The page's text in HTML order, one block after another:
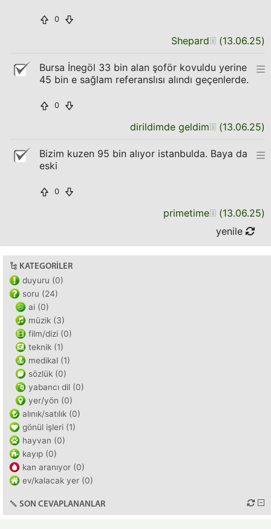
0
Shepard (13.06.25)
Bursa İnegöl 33 bin alan şoför kovuldu yerine
45 bin e sağlam referanslısı alındı geçenlerde.
0
dirildimde geldim (13.06.25)
Bizim kuzen 95 bin alıyor istanbulda. Baya da
eski
0
primetime (13.06.25)
yenile
KATEGORILER
duyuru (0)
soru (24)
ai (0)
müzik (3)
film/dizi (0)
teknik (1)
medikal (1)
sözlük (0)
yabancı dil (0)
yer/yön (0)
alınık/satılık (0)
gönül işleri (1)
hayvan (0)
kayıp (0)
kan aranıyor (0)
ev/kalacak yer (0)
SON CEVAPLANANLAR